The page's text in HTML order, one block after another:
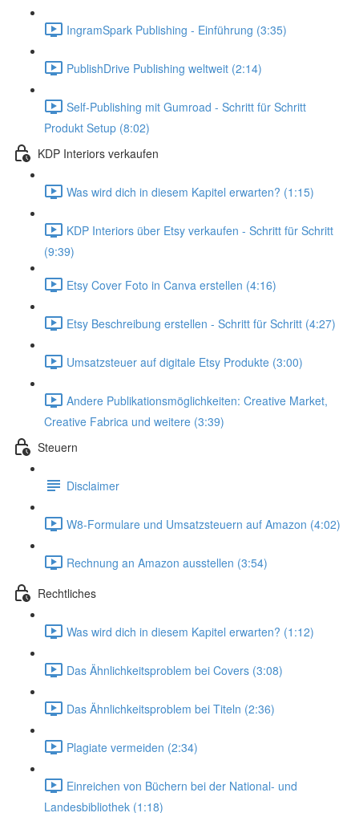
IngramSpark Publishing - Einführung (3:35)
PublishDrive Publishing weltweit (2:14)
Self-Publishing mit Gumroad - Schritt für Schritt
Produkt Setup (8:02)
KDP Interiors verkaufen
Was wird dich in diesem Kapitel erwarten? (1:15)
KDP Interiors über Etsy verkaufen - Schritt für Schritt
(9:39)
Etsy Cover Foto in Canva erstellen (4:16)
Etsy Beschreibung erstellen - Schritt für Schritt (4:27)
Umsatzsteuer auf digitale Etsy Produkte (3:00)
Andere Publikationsmöglichkeiten: Creative Market,
Creative Fabrica und weitere (3:39)
Steuern
Disclaimer
W8-Formulare und Umsatzsteuern auf Amazon (4:02)
Rechnung an Amazon ausstellen (3:54)
Rechtliches
Was wird dich in diesem Kapitel erwarten? (1:12)
Das Ähnlichkeitsproblem bei Covers (3:08)
Das Ähnlichkeitsproblem bei Titeln (2:36)
Plagiate vermeiden (2:34)
Einreichen von Büchern bei der National- und
Landesbibliothek (1:18)